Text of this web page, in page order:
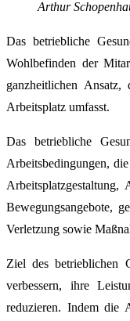
Arthur
Das betriebliche
Wohlbefinden der
ganzheitlichen
Arbeitsplatz umfasst.
Das betriebliche
Arbeitsbedingungen,
Arbeitsplatzgestaltung,
Bewegungsangebote,
Verletzung sowie
Ziel des betrieblichen
verbessern, ihre
reduzieren. Indem die